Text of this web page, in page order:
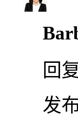
回
发